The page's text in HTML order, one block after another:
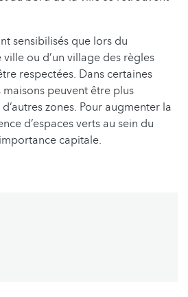
sensibilisés que lors du
ou d’un village des règles
respectées. Dans certaines
maisons peuvent être plus
zones. Pour augmenter la
d’espaces verts au sein du
capitale.